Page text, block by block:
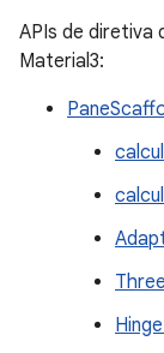
APIs de diretiva
Material3: